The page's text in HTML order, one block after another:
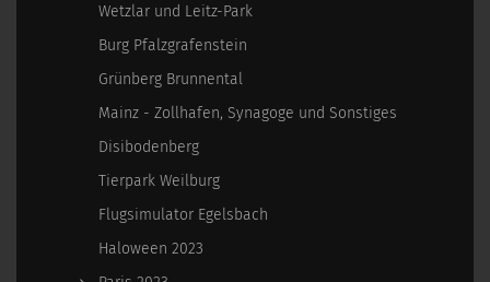
Wetzlar und Leitz-Park
Burg Pfalzgrafenstein
Grünberg Brunnental
Mainz - Zollhafen, Synagoge und Sonstiges
Disibodenberg
Tierpark Weilburg
Flugsimulator Egelsbach
Haloween 2023